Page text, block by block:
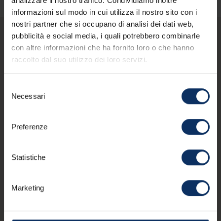
informazioni sul modo in cui utilizza il nostro sito con i
nostri partner che si occupano di analisi dei dati web,
pubblicità e social media, i quali potrebbero combinarle
con altre informazioni che ha fornito loro o che hanno
raccolto dal suo utilizzo dei loro servizi.
delNecessari
Preferenze
Statistiche
Marketing
Altre esperienze
FOOD & TASTE
Stelvio National Park